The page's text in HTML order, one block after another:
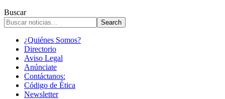
Buscar
¿Quiénes Somos?
Directorio
Aviso Legal
Anúnciate
Contáctanos:
Código de Ética
Newsletter